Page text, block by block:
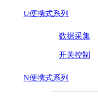
U便携式系列
数据采集
开关控制
N便携式系列